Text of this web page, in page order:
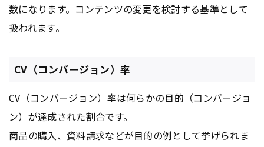
数になります。 コンテンツの変更を検討する基準として
扱われます。
CV（コンバージョン）率
CV（コンバージョン）率は何らかの目的（コンバージョ
ン）が達成された割合です。
商品の購入、資料請求などが目的の例として挙げられま